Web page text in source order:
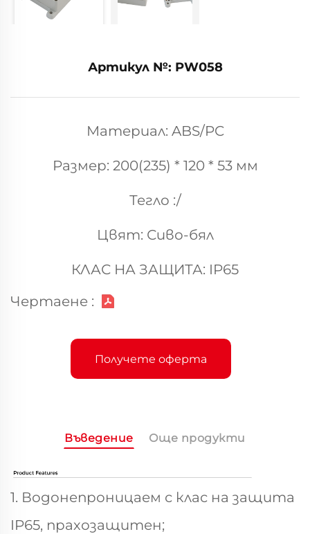
Артикул №: PW058
Материал: ABS/PC
Размер: 200(235) * 120 * 53 мм
Тегло :/
Цвят: Сиво-бял
КЛАС НА ЗАЩИТА: IP65
Чертаене :
Получете оферта
Въведение Още продукти
1. Водонепроницаем с клас на защита
IP65, прахозащитен;